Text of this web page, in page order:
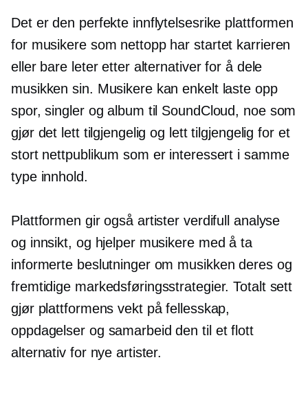
Det er den perfekte innflytelsesrike plattformen
for musikere som nettopp har startet karrieren
eller bare leter etter alternativer for å dele
musikken sin. Musikere kan enkelt laste opp
spor, singler og album til SoundCloud, noe som
gjør det lett tilgjengelig og lett tilgjengelig for et
stort nettpublikum som er interessert i samme
type innhold.
Plattformen gir også artister verdifull analyse
og innsikt, og hjelper musikere med å ta
informerte beslutninger om musikken deres og
fremtidige markedsføringsstrategier. Totalt sett
gjør plattformens vekt på fellesskap,
oppdagelser og samarbeid den til et flott
alternativ for nye artister.